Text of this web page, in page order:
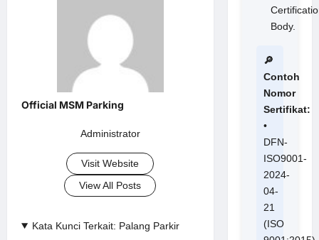
Administrator
Visit Website
View All Posts
Kata Kunci Terkait: Palang Parkir
Body.
🔎
Contoh
Nomor
Sertifikat:
•
DFN-
ISO9001-
2024-
04-
21
(ISO